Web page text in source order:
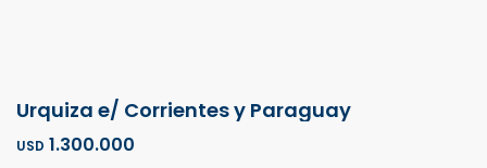
Urquiza e/ Corrientes y Paraguay
USD 1.300.000